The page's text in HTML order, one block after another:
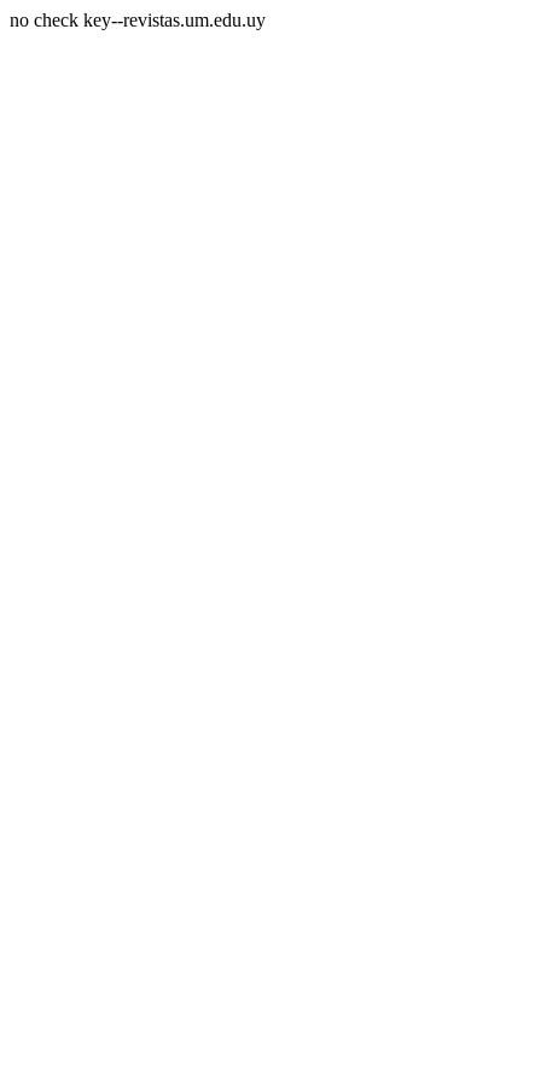
no check key--revistas.um.edu.uy